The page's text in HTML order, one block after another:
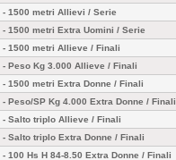
- 1500 metri Allievi / Serie
- 1500 metri Extra Uomini / Serie
- 1500 metri Allieve / Finali
- Peso Kg 3.000 Allieve / Finali
- 1500 metri Extra Donne / Finali
- Peso/SP Kg 4.000 Extra Donne / Finali
- Salto triplo Allieve / Finali
- Salto triplo Extra Donne / Finali
- 100 Hs H 84-8.50 Extra Donne / Finali